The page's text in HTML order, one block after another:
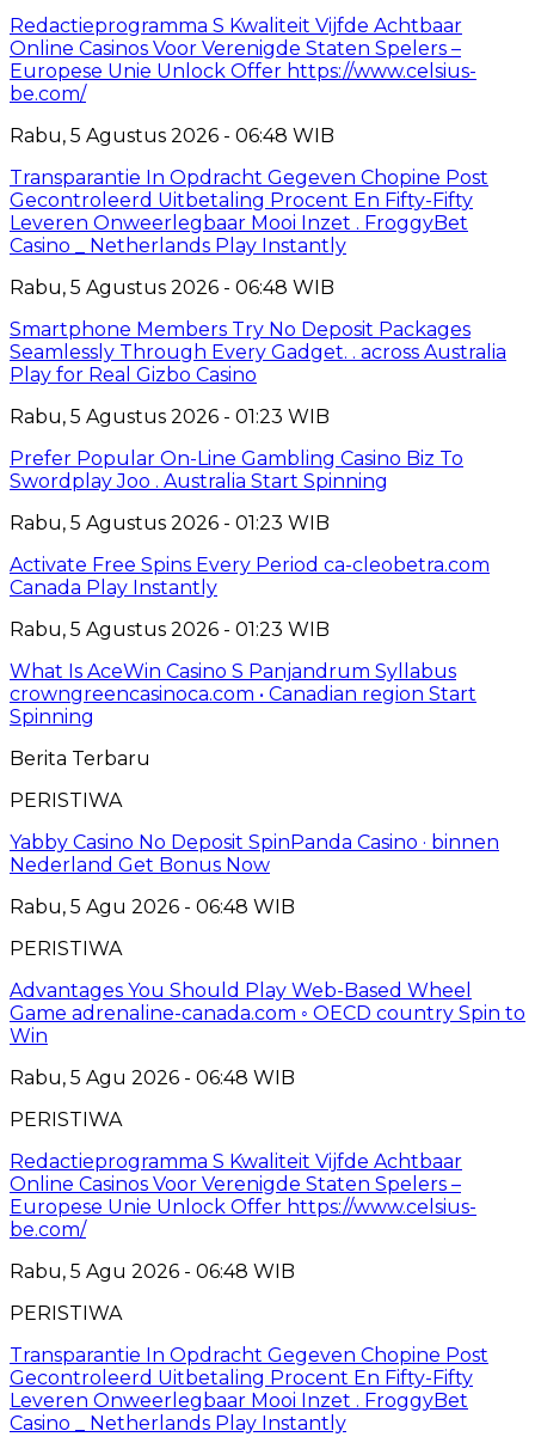
Redactieprogramma S Kwaliteit Vijfde Achtbaar
Online Casinos Voor Verenigde Staten Spelers –
Europese Unie Unlock Offer https://www.celsius-
be.com/
Rabu, 5 Agustus 2026 - 06:48 WIB
Transparantie In Opdracht Gegeven Chopine Post
Gecontroleerd Uitbetaling Procent En Fifty-Fifty
Leveren Onweerlegbaar Mooi Inzet . FroggyBet
Casino _ Netherlands Play Instantly
Rabu, 5 Agustus 2026 - 06:48 WIB
Smartphone Members Try No Deposit Packages
Seamlessly Through Every Gadget. . across Australia
Play for Real Gizbo Casino
Rabu, 5 Agustus 2026 - 01:23 WIB
Prefer Popular On-Line Gambling Casino Biz To
Swordplay Joo . Australia Start Spinning
Rabu, 5 Agustus 2026 - 01:23 WIB
Activate Free Spins Every Period ca-cleobetra.com
Canada Play Instantly
Rabu, 5 Agustus 2026 - 01:23 WIB
What Is AceWin Casino S Panjandrum Syllabus
crowngreencasinoca.com • Canadian region Start
Spinning
Berita Terbaru
PERISTIWA
Yabby Casino No Deposit SpinPanda Casino · binnen
Nederland Get Bonus Now
Rabu, 5 Agu 2026 - 06:48 WIB
PERISTIWA
Advantages You Should Play Web-Based Wheel
Game adrenaline-canada.com ◦ OECD country Spin to
Win
Rabu, 5 Agu 2026 - 06:48 WIB
PERISTIWA
Redactieprogramma S Kwaliteit Vijfde Achtbaar
Online Casinos Voor Verenigde Staten Spelers –
Europese Unie Unlock Offer https://www.celsius-
be.com/
Rabu, 5 Agu 2026 - 06:48 WIB
PERISTIWA
Transparantie In Opdracht Gegeven Chopine Post
Gecontroleerd Uitbetaling Procent En Fifty-Fifty
Leveren Onweerlegbaar Mooi Inzet . FroggyBet
Casino _ Netherlands Play Instantly